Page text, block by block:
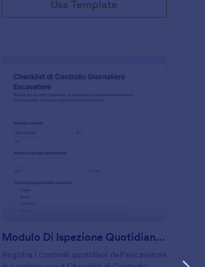
Usa Template
Form 🍖🔥
Modulo Di Ispezione Quotidiana Per Escavatore
Registra i controlli quotidiani dell’escavatore